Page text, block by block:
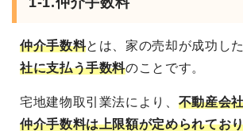
仲介手数料とは、家の売却が成功し
社に支払う手数料のことです。
宅地建物取引業法により、 不動産会
仲介手数料は上限額が定められてお